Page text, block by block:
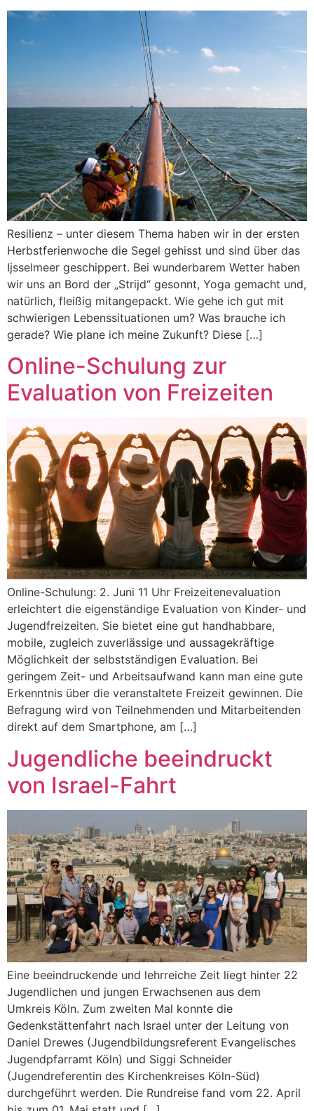
Resilienz – unter diesem Thema haben wir in der ersten
Herbstferienwoche die Segel gehisst und sind über das
Ijsselmeer geschippert. Bei wunderbarem Wetter haben
wir uns an Bord der „Strijd“ gesonnt, Yoga gemacht und,
natürlich, fleißig mitangepackt. Wie gehe ich gut mit
schwierigen Lebenssituationen um? Was brauche ich
gerade? Wie plane ich meine Zukunft? Diese […]
Online-Schulung zur
Evaluation von Freizeiten
Online-Schulung: 2. Juni 11 Uhr Freizeitenevaluation
erleichtert die eigenständige Evaluation von Kinder- und
Jugendfreizeiten. Sie bietet eine gut handhabbare,
mobile, zugleich zuverlässige und aussagekräftige
Möglichkeit der selbstständigen Evaluation. Bei
geringem Zeit- und Arbeitsaufwand kann man eine gute
Erkenntnis über die veranstaltete Freizeit gewinnen. Die
Befragung wird von Teilnehmenden und Mitarbeitenden
direkt auf dem Smartphone, am […]
Jugendliche beeindruckt
von Israel-Fahrt
Eine beeindruckende und lehrreiche Zeit liegt hinter 22
Jugendlichen und jungen Erwachsenen aus dem
Umkreis Köln. Zum zweiten Mal konnte die
Gedenkstättenfahrt nach Israel unter der Leitung von
Daniel Drewes (Jugendbildungsreferent Evangelisches
Jugendpfarramt Köln) und Siggi Schneider
(Jugendreferentin des Kirchenkreises Köln-Süd)
durchgeführt werden. Die Rundreise fand vom 22. April